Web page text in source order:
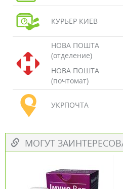
КУРЬЕР КИЕВ
НОВА ПОШТА
(отделение)
НОВА ПОШТА
(почтомат)
УКРПОЧТА
МОГУТ